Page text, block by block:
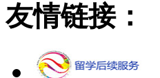
友情链接：